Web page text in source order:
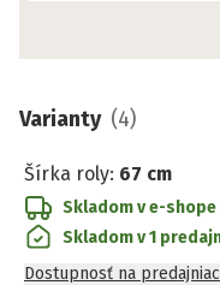
Varianty (4)
Šírka roly: 67 cm
Skladom v e-shope
Skladom v 1
Dostupnosť na